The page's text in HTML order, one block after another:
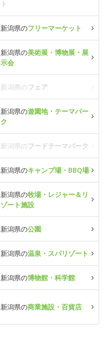
ト
新潟県のフリーマーケット
新潟県の美術展・博物展・展
示会
新潟県のフェア
新潟県の遊園地・テーマパー
ク
新潟県のフードテーマパーク
新潟県のキャンプ場・BBQ場
新潟県の牧場・レジャー＆リ
ゾート施設
新潟県の公園
新潟県の温泉・スパリゾート
新潟県の博物館・科学館
新潟県の商業施設・百貨店